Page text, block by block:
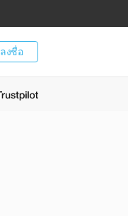
ลงชื่อ